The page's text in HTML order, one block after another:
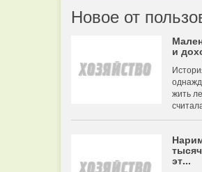
Новое от
и
жить
эт...